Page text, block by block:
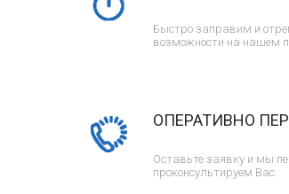
Быстро заправим и
возможности на нашем
ОПЕРАТИВНО
Оставьте заявку и мы
проконсультируем Вас.